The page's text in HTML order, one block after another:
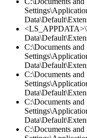
C:\Documents
C:\Documents
C:\Documents
C:\Documents